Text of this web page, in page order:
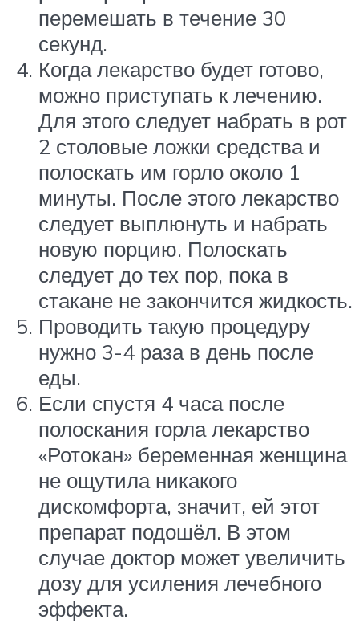
перемешать в течение 30
секунд.
Когда лекарство будет готово,
можно приступать к лечению.
Для этого следует набрать в рот
2 столовые ложки средства и
полоскать им горло около 1
минуты. После этого лекарство
следует выплюнуть и набрать
новую порцию. Полоскать
следует до тех пор, пока в
стакане не закончится жидкость.
Проводить такую процедуру
нужно 3-4 раза в день после
еды.
Если спустя 4 часа после
полоскания горла лекарство
«Ротокан» беременная женщина
не ощутила никакого
дискомфорта, значит, ей этот
препарат подошёл. В этом
случае доктор может увеличить
дозу для усиления лечебного
эффекта.